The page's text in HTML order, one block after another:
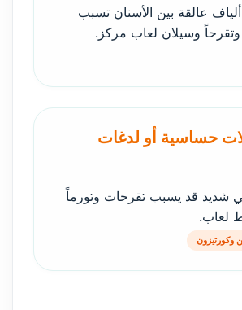
ألياف عالقة بين الأسنان تسبب
وتقرحاً وسيلان لعاب مركز.
حساسية أو لدغات
شديد قد يسبب تقرحات وتورماً
لعاب.
وكورتيزون